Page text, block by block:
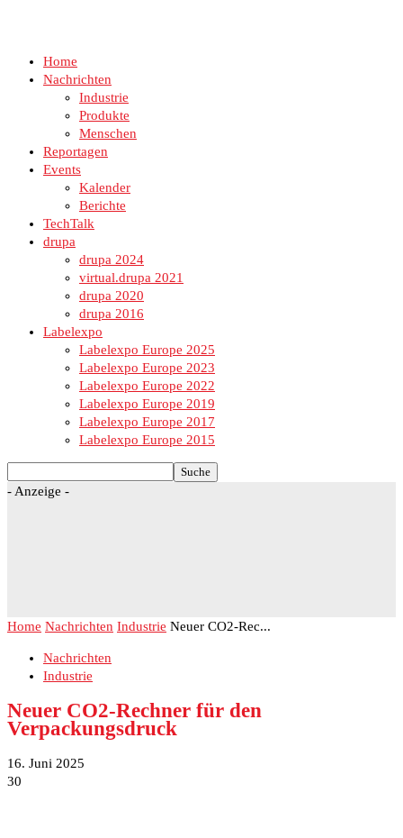
Home
Nachrichten
Industrie
Produkte
Menschen
Reportagen
Events
Kalender
Berichte
TechTalk
drupa
drupa 2024
virtual.drupa 2021
drupa 2020
drupa 2016
Labelexpo
Labelexpo Europe 2025
Labelexpo Europe 2023
Labelexpo Europe 2022
Labelexpo Europe 2019
Labelexpo Europe 2017
Labelexpo Europe 2015
- Anzeige -
Home Nachrichten Industrie Neuer CO2-Rec...
Nachrichten
Industrie
Neuer CO2-Rechner für den
Verpackungsdruck
16. Juni 2025
30